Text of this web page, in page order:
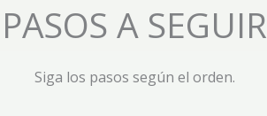
PASOS A SEGUIR
Siga los pasos según el orden.